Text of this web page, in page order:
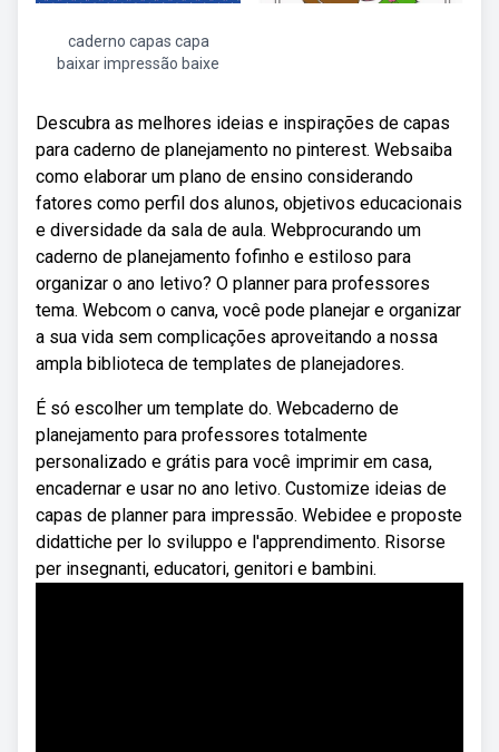
caderno capas capa
baixar impressão baixe
Descubra as melhores ideias e inspirações de capas
para caderno de planejamento no pinterest. Websaiba
como elaborar um plano de ensino considerando
fatores como perfil dos alunos, objetivos educacionais
e diversidade da sala de aula. Webprocurando um
caderno de planejamento fofinho e estiloso para
organizar o ano letivo? O planner para professores
tema. Webcom o canva, você pode planejar e organizar
a sua vida sem complicações aproveitando a nossa
ampla biblioteca de templates de planejadores.
É só escolher um template do. Webcaderno de
planejamento para professores totalmente
personalizado e grátis para você imprimir em casa,
encadernar e usar no ano letivo. Customize ideias de
capas de planner para impressão. Webidee e proposte
didattiche per lo sviluppo e l'apprendimento. Risorse
per insegnanti, educatori, genitori e bambini.